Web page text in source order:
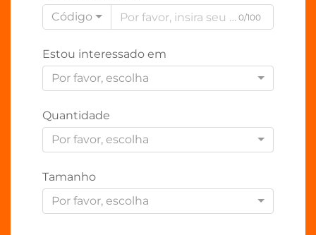
Código
0/100
Estou interessado em
Por favor, escolha
Quantidade
Por favor, escolha
Tamanho
Por favor, escolha